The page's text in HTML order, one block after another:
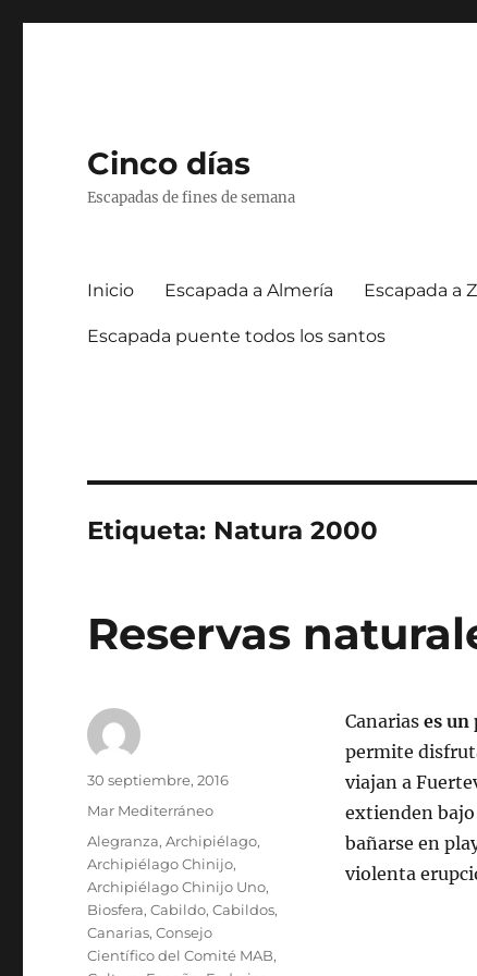
Cinco días
Escapadas de fines de semana
Inicio Escapada a Almería Escapada a
Escapada puente todos los santos
Etiqueta: Natura 2000
Reservas
Canariases un
permite
viajan a
extienden bajo
bañarse en
violenta
Autor
Publicado
30 septiembre, 2016
Categorías
Mar Mediterráneo
Etiquetas
Alegranza,Archipiélago,
Archipiélago Chinijo,
Archipiélago Chinijo Uno,
Biosfera,Cabildo,Cabildos,
Canarias,Consejo
Científico del Comité MAB,